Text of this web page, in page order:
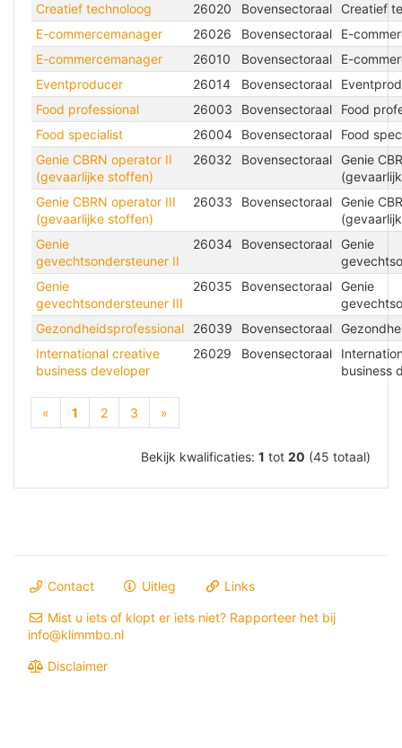
Creatief technoloog
26020 Bovensectoraal
Creatief
E-commercemanager
26026 Bovensectoraal
E-
E-commercemanager
26010 Bovensectoraal
E-
Eventproducer
26014 Bovensectoraal
Food professional
26003 Bovensectoraal
Food
Food specialist
26004 Bovensectoraal
Food
Genie CBRN operator II
(gevaarlijke stoffen)
26032 Bovensectoraal
Genie
Genie CBRN operator III
(gevaarlijke stoffen)
26033 Bovensectoraal
Genie
Genie
gevechtsondersteuner II
26034 Bovensectoraal
Genie
Genie
gevechtsondersteuner III
26035 Bovensectoraal
Genie
Gezondheidsprofessional
26039 Bovensectoraal
International creative
business developer
26029 Bovensectoraal
business
« 1 (current)
2 3 »
Bekijk kwalificaties: 1 tot 20 (45 totaal)
Contact Uitleg Links
Mist u iets of klopt er iets niet? Rapporteer het bij
info@klimmbo.nl
Disclaimer